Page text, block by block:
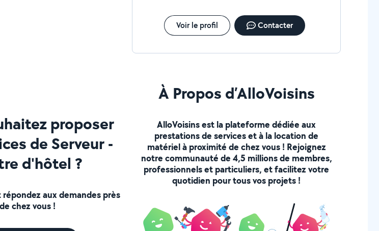
Voir le profil Contacter
proposer
de Serveur -
d'hôtel ?
aux demandes près
de chez vous !
À Propos d’AlloVoisins
AlloVoisins est la plateforme dédiée aux
prestations de services et à la location de
matériel à proximité de chez vous ! Rejoignez
notre communauté de 4,5 millions de membres,
professionnels et particuliers, et facilitez votre
quotidien pour tous vos projets !